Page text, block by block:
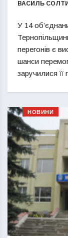
ВАСИЛЬ
У 14
перегонів є
шанси
заручилися
НОВИНИ